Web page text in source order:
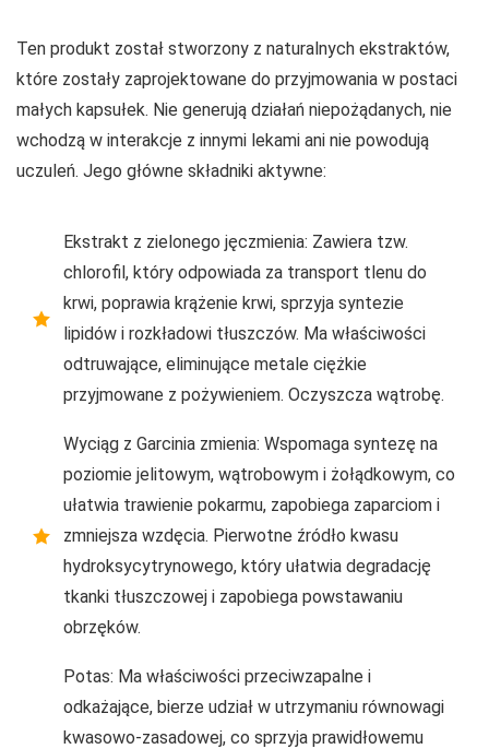
Ten produkt został stworzony z naturalnych ekstraktów,
które zostały zaprojektowane do przyjmowania w postaci
małych kapsułek. Nie generują działań niepożądanych, nie
wchodzą w interakcje z innymi lekami ani nie powodują
uczuleń. Jego główne składniki aktywne:
Ekstrakt z zielonego jęczmienia: Zawiera tzw.
chlorofil, który odpowiada za transport tlenu do
krwi, poprawia krążenie krwi, sprzyja syntezie
lipidów i rozkładowi tłuszczów. Ma właściwości
odtruwające, eliminujące metale ciężkie
przyjmowane z pożywieniem. Oczyszcza wątrobę.
Wyciąg z Garcinia zmienia: Wspomaga syntezę na
poziomie jelitowym, wątrobowym i żołądkowym, co
ułatwia trawienie pokarmu, zapobiega zaparciom i
zmniejsza wzdęcia. Pierwotne źródło kwasu
hydroksycytrynowego, który ułatwia degradację
tkanki tłuszczowej i zapobiega powstawaniu
obrzęków.
Potas: Ma właściwości przeciwzapalne i
odkażające, bierze udział w utrzymaniu równowagi
kwasowo-zasadowej, co sprzyja prawidłowemu